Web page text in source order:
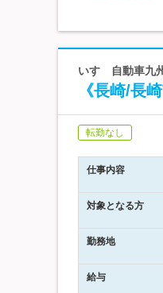
いすゞ自動車九
《長崎/長
転勤なし
仕事内容
対象となる方
勤務地
給与